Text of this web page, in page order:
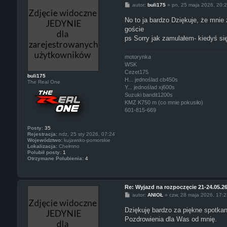
buli175
The Real One
Posty: 35
Rejestracja:ndz, 25 sty 2026, 07:24
Województwo:kujawsko-pomorskie
Lokalizacja:Chełmno
Polubił posty: 1
Otrzymane Polubienia: 4
P
t
autor:buli175 »pn, 25 maja 2026,
No to ja bardzo Dziękuje, że
goście
ps Sorry jak zamulałem- kiedyś
motorynka
WSK
Cezet175
H... jednoślad cb450s
Y... jednoślad xj600s
Suzuki bandit1200s
KMZ K750 m (co mnie pokusiło)
601-815-669
Re: Wyjazd na rozpoczęcie 21-
P
t
autor:ANIOŁ »czw, 28 maja 2026,
Dziękuję bardzo za piękne
Pozdrowienia dla Was od mnię.